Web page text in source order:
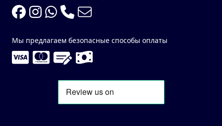
Мы предлагаем безопасные способы оплаты